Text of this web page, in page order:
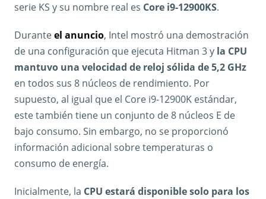
serie KS y su nombre real es Core i9-12900KS.
Duranteel anuncio, Intel mostró una demostración
de una configuración que ejecuta Hitman 3 y la CPU
mantuvo una velocidad de reloj sólida de 5,2 GHz
en todos sus 8 núcleos de rendimiento. Por
supuesto, al igual que el Core i9-12900K estándar,
este también tiene un conjunto de 8 núcleos E de
bajo consumo. Sin embargo, no se proporcionó
información adicional sobre temperaturas o
consumo de energía.
Inicialmente, la CPU estará disponible solo para los